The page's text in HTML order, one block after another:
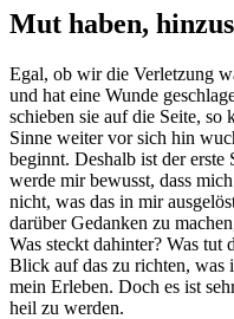
Mut haben,
Egal, ob wir die Verletzung
und hat eine Wunde
schieben sie auf die Seite, so
Sinne weiter vor sich hin
beginnt. Deshalb ist der
werde mir bewusst, dass
nicht, was das in mir
darüber Gedanken zu
Was steckt dahinter? Was tut
Blick auf das zu richten, was
mein Erleben. Doch es ist
heil zu werden.